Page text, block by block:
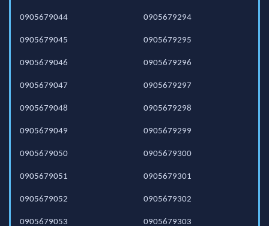
0905679044
0905679045
0905679046
0905679047
0905679048
0905679049
0905679050
0905679051
0905679052
0905679053
0905679294
0905679295
0905679296
0905679297
0905679298
0905679299
0905679300
0905679301
0905679302
0905679303